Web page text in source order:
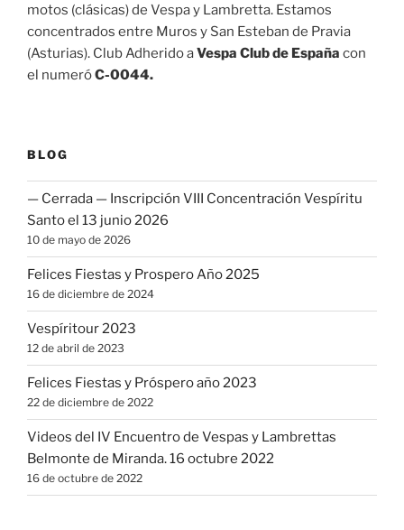
motos (clásicas) de Vespa y Lambretta. Estamos
concentrados entre Muros y San Esteban de Pravia
(Asturias). Club Adherido aVespa Club de España con
el numeróC-0044.
BLOG
— Cerrada — Inscripción VIII Concentración Vespíritu
Santo el 13 junio 2026
10 de mayo de 2026
Felices Fiestas y Prospero Año 2025
16 de diciembre de 2024
Vespíritour 2023
12 de abril de 2023
Felices Fiestas y Próspero año 2023
22 de diciembre de 2022
Videos del IV Encuentro de Vespas y Lambrettas
Belmonte de Miranda. 16 octubre 2022
16 de octubre de 2022